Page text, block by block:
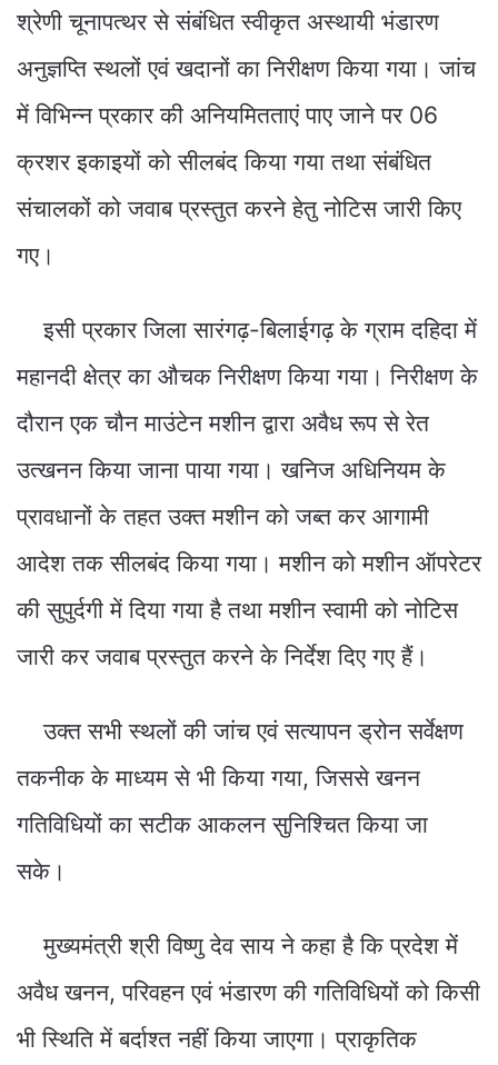
श्रेणी चूनापत्थर से संबंधित स्वीकृत अस्थायी भंडारण
अनुज्ञप्ति स्थलों एवं खदानों का निरीक्षण किया गया। जांच
में विभिन्न प्रकार की अनियमितताएं पाए जाने पर 06
क्रशर इकाइयों को सीलबंद किया गया तथा संबंधित
संचालकों को जवाब प्रस्तुत करने हेतु नोटिस जारी किए
गए।
इसी प्रकार जिला सारंगढ़-बिलाईगढ़ के ग्राम दहिदा में
महानदी क्षेत्र का औचक निरीक्षण किया गया। निरीक्षण के
दौरान एक चौन माउंटेन मशीन द्वारा अवैध रूप से रेत
उत्खनन किया जाना पाया गया। खनिज अधिनियम के
प्रावधानों के तहत उक्त मशीन को जब्त कर आगामी
आदेश तक सीलबंद किया गया। मशीन को मशीन ऑपरेटर
की सुपुर्दगी में दिया गया है तथा मशीन स्वामी को नोटिस
जारी कर जवाब प्रस्तुत करने के निर्देश दिए गए हैं।
उक्त सभी स्थलों की जांच एवं सत्यापन ड्रोन सर्वेक्षण
तकनीक के माध्यम से भी किया गया, जिससे खनन
गतिविधियों का सटीक आकलन सुनिश्चित किया जा
सके।
मुख्यमंत्री श्री विष्णु देव साय ने कहा है कि प्रदेश में
अवैध खनन, परिवहन एवं भंडारण की गतिविधियों को किसी
भी स्थिति में बर्दाश्त नहीं किया जाएगा। प्राकृतिक